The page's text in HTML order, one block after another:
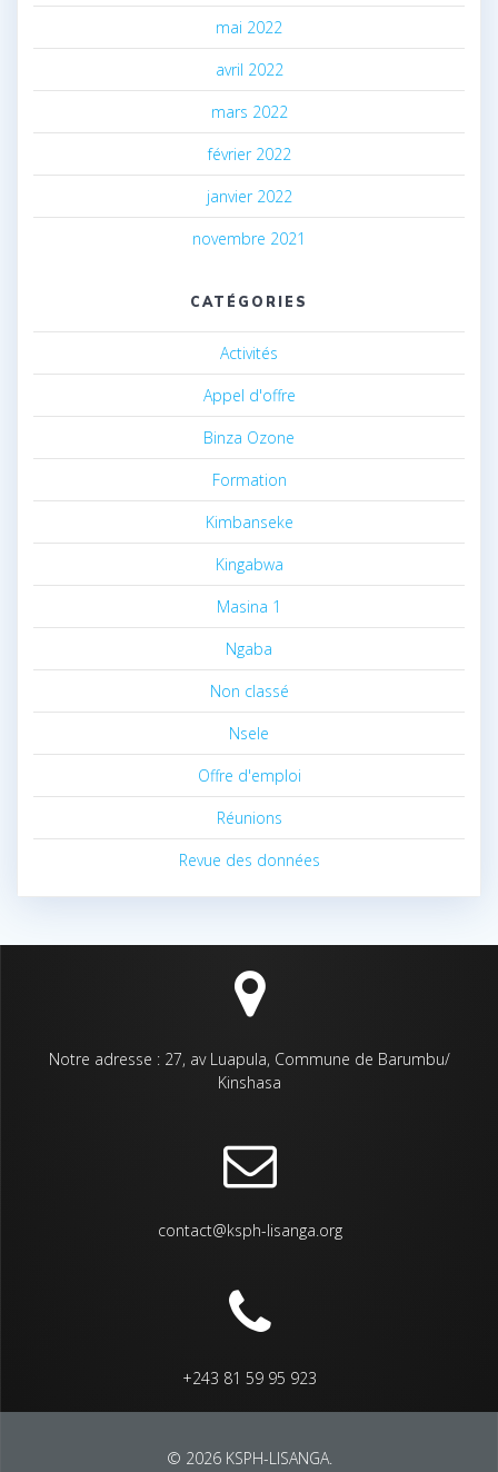
mai 2022
avril 2022
mars 2022
février 2022
janvier 2022
novembre 2021
CATÉGORIES
Activités
Appel d'offre
Binza Ozone
Formation
Kimbanseke
Kingabwa
Masina 1
Ngaba
Non classé
Nsele
Offre d'emploi
Réunions
Revue des données
Notre adresse : 27, av Luapula, Commune de Barumbu/
Kinshasa
contact@ksph-lisanga.org
+243 81 59 95 923
© 2026 KSPH-LISANGA.